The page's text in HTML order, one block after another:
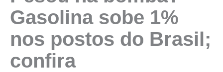
Gasolina sobe 1%
nos postos do Brasil;
confira